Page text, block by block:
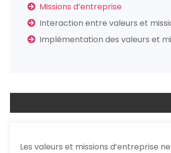
Missions d’entreprise
Interaction entre valeurs et
Implémentation des valeurs et
Les valeurs et missions d’entreprise